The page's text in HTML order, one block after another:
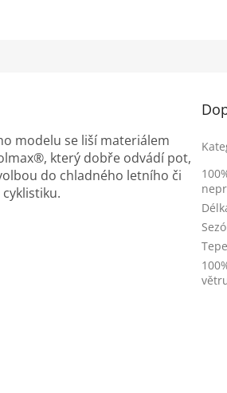
modelu se liší materiálem
který dobře odvádí pot,
do chladného letního či